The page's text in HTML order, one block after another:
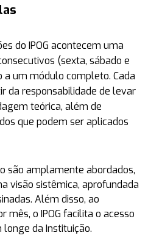
do IPOG acontecem uma
(sexta, sábado e
a um módulo completo. Cada
da responsabilidade de levar
teórica, além de
que podem ser aplicados
são amplamente abordados,
visão sistêmica, aprofundada
Além disso, ao
mês, o IPOG facilita o acesso
da Instituição.